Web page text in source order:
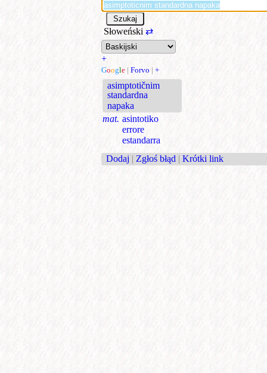
Słoweński ⇄
+
Google | Forvo | +
asimptotičnim
standardna
napaka
mat. asintotiko
errore
estandarra
Dodaj | Zgłoś błąd | Krótki link